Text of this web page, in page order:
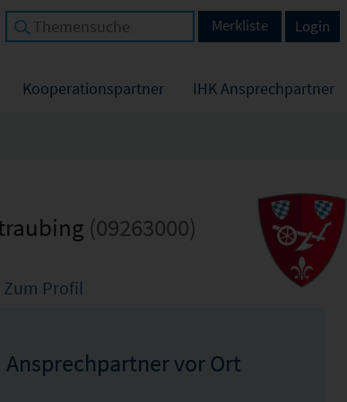
Kooperationspartner IHK Ansprechpartner
Login
Merkliste
(09263000)
Zum Profil
Ansprechpartner vor Ort